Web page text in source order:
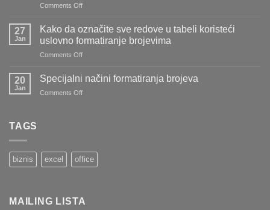
Comments Offon
evidentirate
stvari
koje
pozajmili
27
Jan
Kako da označite sve redove u tabeli koristeći
uslovno formatiranje brojevima
Comments Offon
formatiranje
brojevima
20
Jan
Specijalni načini formatiranja brojeva
Comments Offon
TAGS
biznis excel office
MAILING LISTA